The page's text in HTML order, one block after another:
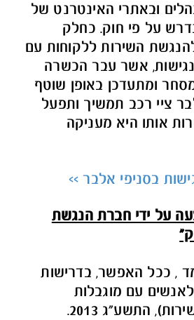
ובאתרי האינטרנט של
על פי חוק. כחלק
השירות ללקוחות עם
נגישות, אשר עבר הכשרה
ומתעדכן באופן שוטף
ציי רכב תמשיך ותפעל
אותו היא מעניקה
בסניפי אלבר >>
על ידי חברת הנגשת
, ככל האפשר, בדרישות
לאנשים עם מוגבלות
התשע"ג 2013.